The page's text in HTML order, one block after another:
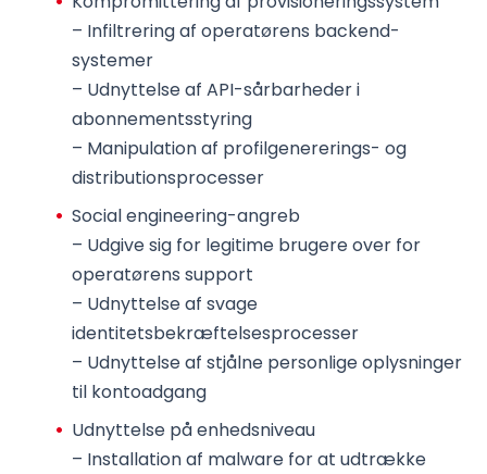
– Infiltrering af operatørens backend-
systemer
– Udnyttelse af API-sårbarheder i
abonnementsstyring
– Manipulation af profilgenererings- og
distributionsprocesser
Social engineering-angreb
– Udgive sig for legitime brugere over for
operatørens support
– Udnyttelse af svage
identitetsbekræftelsesprocesser
– Udnyttelse af stjålne personlige oplysninger
til kontoadgang
Udnyttelse på enhedsniveau
– Installation af malware for at udtrække